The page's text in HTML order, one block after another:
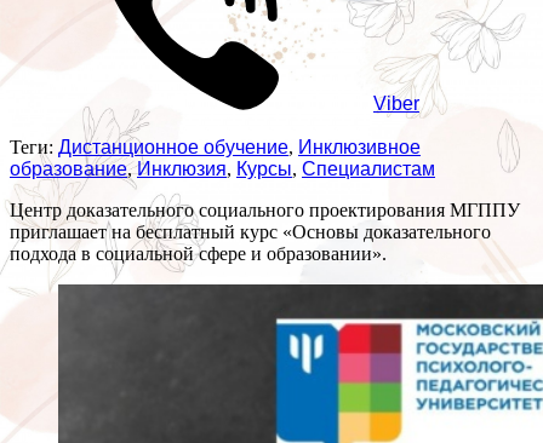
Viber
Теги: Дистанционное обучение, Инклюзивное
образование,Инклюзия, Курсы, Специалистам
Центр доказательного социального проектирования МГППУ
приглашает на бесплатный курс «Основы доказательного
подхода в социальной сфере и образовании».